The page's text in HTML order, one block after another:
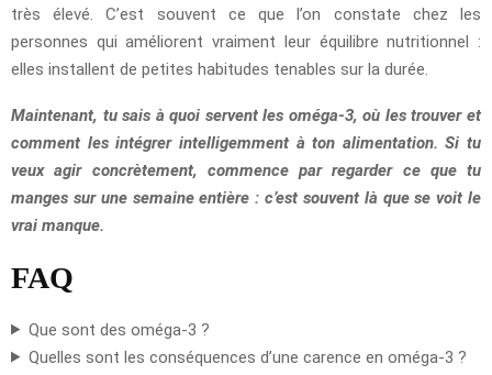
très élevé. C’est souvent ce que l’on constate chez les
personnes qui améliorent vraiment leur équilibre nutritionnel :
elles installent de petites habitudes tenables sur la durée.
Maintenant, tu sais à quoi servent les oméga-3, où les trouver et
comment les intégrer intelligemment à ton alimentation. Si tu
veux agir concrètement, commence par regarder ce que tu
manges sur une semaine entière : c’est souvent là que se voit le
vrai manque.
FAQ
Que sont des oméga-3 ?
Quelles sont les conséquences d’une carence en oméga-3 ?